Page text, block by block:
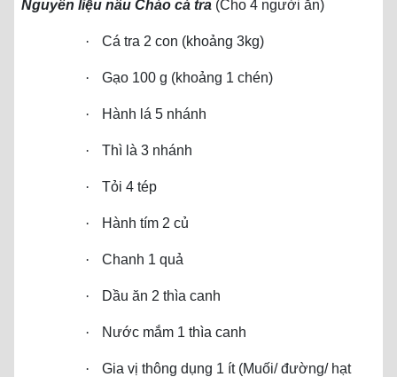
Nguyên liệu nấu Cháo cá tra (Cho 4 người ăn)
· Cá tra 2 con (khoảng 3kg)
· Gạo 100 g (khoảng 1 chén)
· Hành lá 5 nhánh
· Thì là 3 nhánh
· Tỏi 4 tép
· Hành tím 2 củ
· Chanh 1 quả
· Dầu ăn 2 thìa canh
· Nước mắm 1 thìa canh
·
Gia vị thông dụng 1 ít (Muối/ đường/ hạt